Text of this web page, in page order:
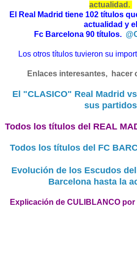
actualidad.
El Real Madrid tiene 102 títulos
actualidad y el
Fc Barcelona 90 títulos.
Los otros títulos tuvieron su
Enlaces interesantes, hacer
El "CLASICO" Real Madrid
sus partidos
Todos los títulos del REAL
Todos los títulos del FC
Evolución de los Escudos
Barcelona hasta la
Explicación de CULIBLANCO por